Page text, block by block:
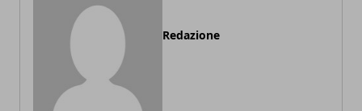
Redazione